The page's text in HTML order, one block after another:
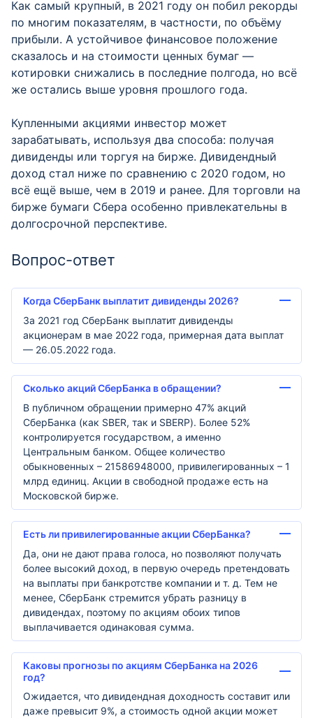
Как самый крупный, в 2021 году он побил рекорды
по многим показателям, в частности, по объёму
прибыли. А устойчивое финансовое положение
сказалось и на стоимости ценных бумаг —
котировки снижались в последние полгода, но всё
же остались выше уровня прошлого года.
Купленными акциями инвестор может
зарабатывать, используя два способа: получая
дивиденды или торгуя на бирже. Дивидендный
доход стал ниже по сравнению с 2020 годом, но
всё ещё выше, чем в 2019 и ранее. Для торговли на
бирже бумаги Сбера особенно привлекательны в
долгосрочной перспективе.
Вопрос-ответ
Когда СберБанк выплатит дивиденды 2026?
За 2021 год СберБанк выплатит дивиденды
акционерам в мае 2022 года, примерная дата выплат
— 26.05.2022 года.
Сколько акций СберБанка в обращении?
В публичном обращении примерно 47% акций
СберБанка (как SBER, так и SBERP). Более 52%
контролируется государством, а именно
Центральным банком. Общее количество
обыкновенных – 21586948000, привилегированных – 1
млрд единиц. Акции в свободной продаже есть на
Московской бирже.
Есть ли привилегированные акции СберБанка?
Да, они не дают права голоса, но позволяют получать
более высокий доход, в первую очередь претендовать
на выплаты при банкротстве компании и т. д. Тем не
менее, СберБанк стремится убрать разницу в
дивидендах, поэтому по акциям обоих типов
выплачивается одинаковая сумма.
Каковы прогнозы по акциям СберБанка на 2026
год?
Ожидается, что дивидендная доходность составит или
даже превысит 9%, а стоимость одной акции может